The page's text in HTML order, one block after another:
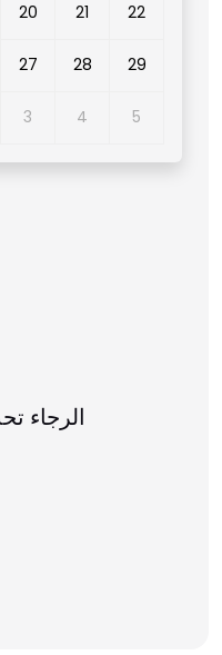
20 21 22
27 28 29
3 4 5
الرجاء